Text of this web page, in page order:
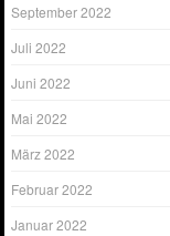
September 2022
Juli 2022
Juni 2022
Mai 2022
März 2022
Februar 2022
Januar 2022